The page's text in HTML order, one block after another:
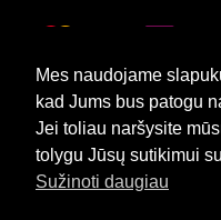
Mes naudojame
kad Jums bus patogu
Jei toliau naršysite
tolygu Jūsų sutikimui
Sužinoti daugiau